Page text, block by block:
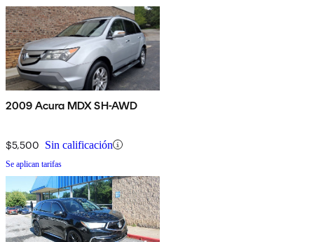
2009 Acura MDX SH-AWD
$5,500 Sin calificación
Se aplican tarifas